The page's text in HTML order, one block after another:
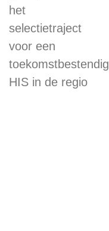
het
selectietraject
voor een
toekomstbestendig
HIS in de regio